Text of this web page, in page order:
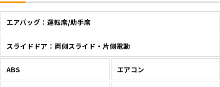
エアバッグ：運転席/助手席
スライドドア：両側スライド・片側電動
ABS エアコン